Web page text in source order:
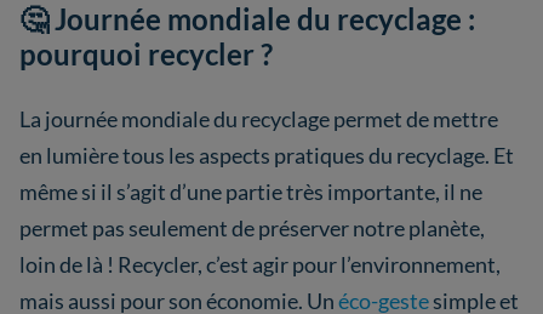
🤔 Journée mondiale du recyclage :
pourquoi recycler ?
La journée mondiale du recyclage permet de mettre
en lumière tous les aspects pratiques du recyclage. Et
même si il s’agit d’une partie très importante, il ne
permet pas seulement de préserver notre planète,
loin de là ! Recycler, c’est agir pour l’environnement,
mais aussi pour son économie. Unéco-gestesimple et